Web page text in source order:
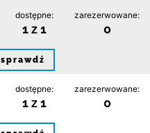
dostępne:
1 z 1
zarezerwowane:
0
sprawdź
dostępne:
1 z 1
zarezerwowane:
0